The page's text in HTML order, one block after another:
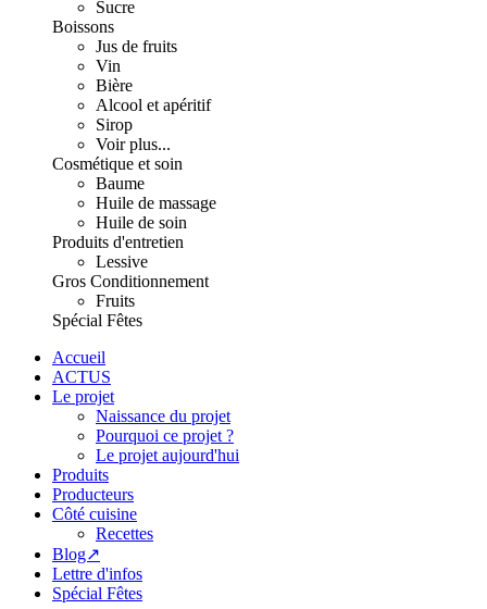
Sucre
Boissons
Jus de fruits
Vin
Bière
Alcool et apéritif
Sirop
Voir plus...
Cosmétique et soin
Baume
Huile de massage
Huile de soin
Produits d'entretien
Lessive
Gros Conditionnement
Fruits
Spécial Fêtes
Accueil
ACTUS
Le projet
Naissance du projet
Pourquoi ce projet ?
Le projet aujourd'hui
Produits
Producteurs
Côté cuisine
Recettes
Blog↗
Lettre d'infos
Spécial Fêtes